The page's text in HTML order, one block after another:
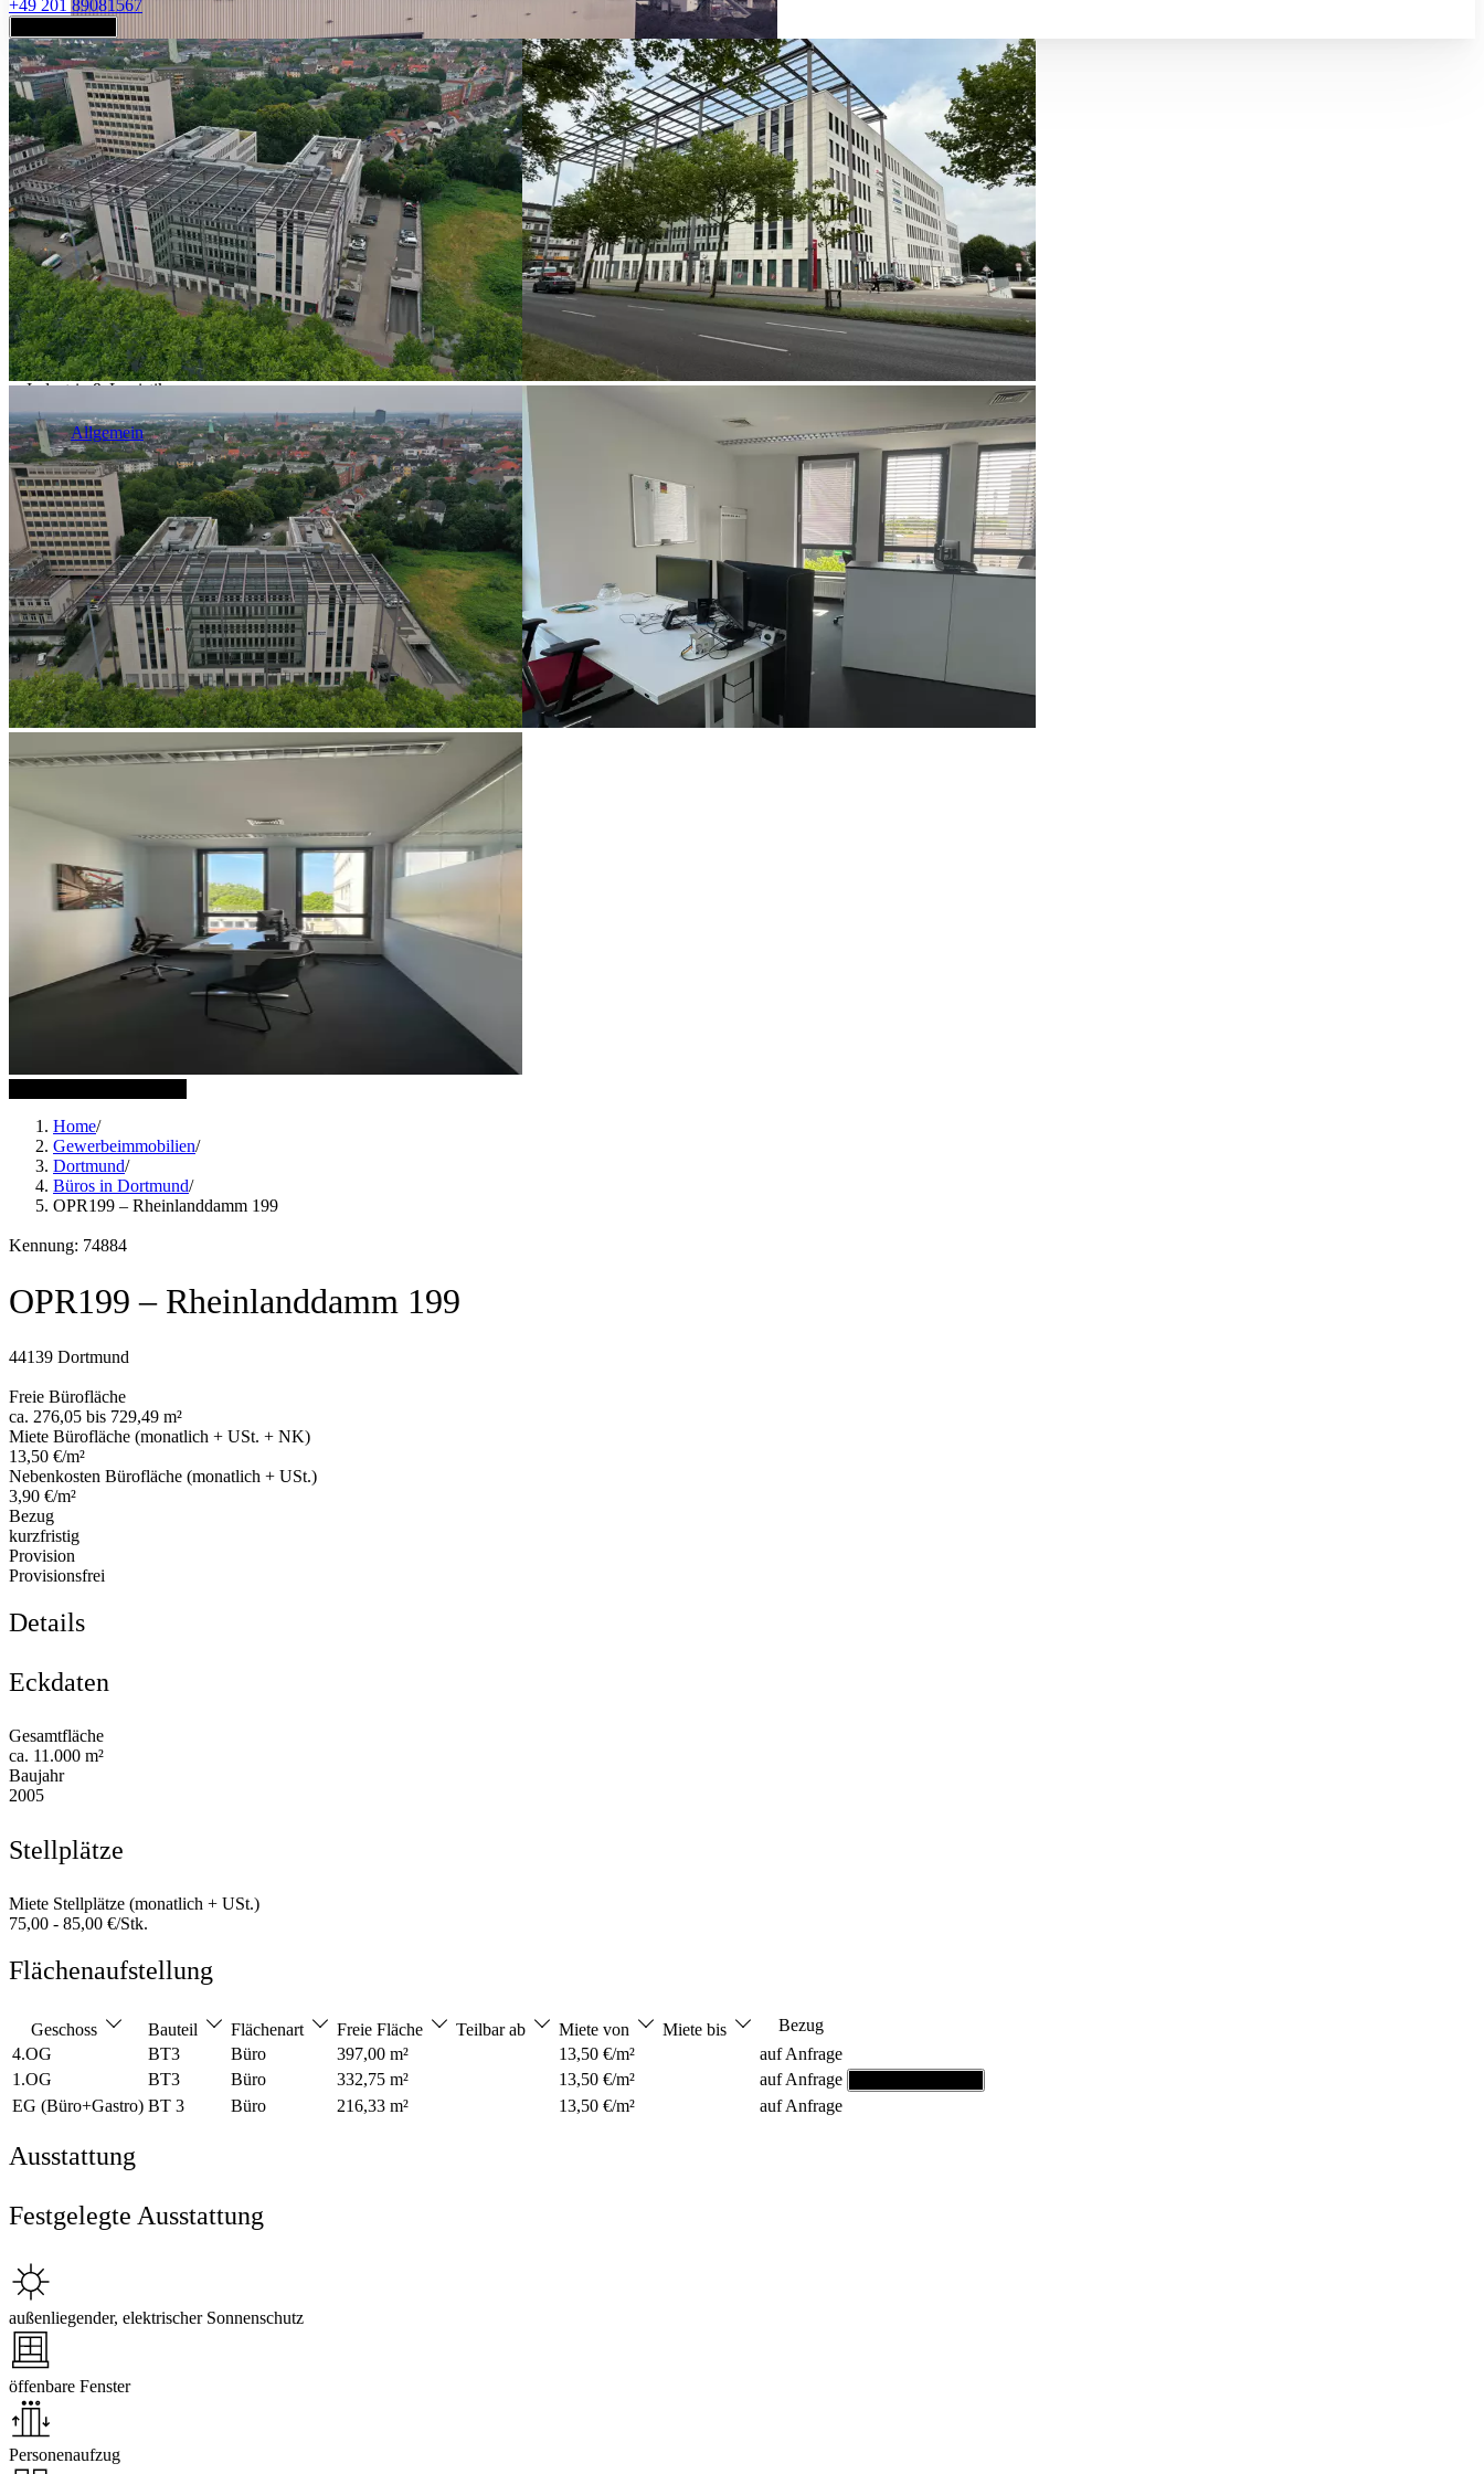
Industrie & Logistik
Allgemein
+49 201 89081567
Home/
Gewerbeimmobilien/
Dortmund/
Büros in Dortmund/
OPR199 – Rheinlanddamm 199
Kennung: 74884
OPR199 – Rheinlanddamm 199
44139 Dortmund
Freie Bürofläche
ca. 276,05 bis 729,49 m²
Miete Bürofläche (monatlich + USt. + NK)
13,50 €/m²
Nebenkosten Bürofläche (monatlich + USt.)
3,90 €/m²
Bezug
kurzfristig
Provision
Provisionsfrei
Details
Eckdaten
Gesamtfläche
ca. 11.000 m²
Baujahr
2005
Stellplätze
Miete Stellplätze (monatlich + USt.)
75,00 - 85,00 €/Stk.
Flächenaufstellung
Geschoss Bauteil Flächenart Freie Fläche Teilbar ab Miete von Miete bis
Bezug
4.OG
BT3 Büro 397,00 m² 13,50 €/m²
auf Anfrage
1.OG
BT3 Büro 332,75 m² 13,50 €/m² auf Anfrage
EG (Büro+Gastro) BT 3 Büro 216,33 m² 13,50 €/m² auf Anfrage
Ausstattung
Festgelegte Ausstattung
außenliegender, elektrischer Sonnenschutz
öffenbare Fenster
Personenaufzug